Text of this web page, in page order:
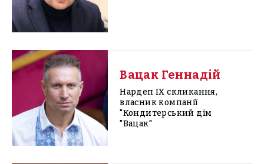
Вацак Геннадій
Нардеп IX скликання,
власник компанії
"Кондитерський дім
"Вацак"